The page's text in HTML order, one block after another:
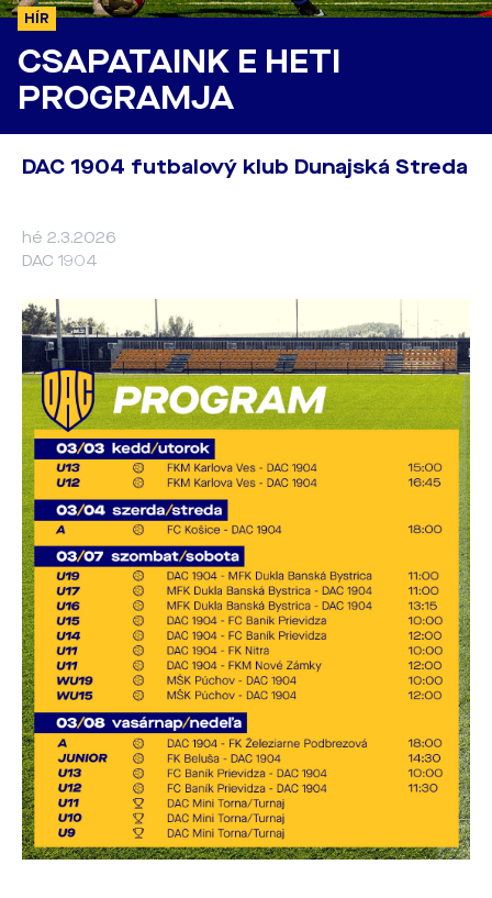
HÍR
CSAPATAINK E HETI
PROGRAMJA
DAC 1904 futbalový klub Dunajská Streda
hé 2.3.2026
DAC 1904